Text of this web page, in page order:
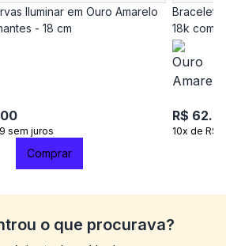
Iluminar em Ouro Amarelo
- 18 cm
sem juros
Bracelete
18k com
R$
10x de R$
Comprar
o que procurava?